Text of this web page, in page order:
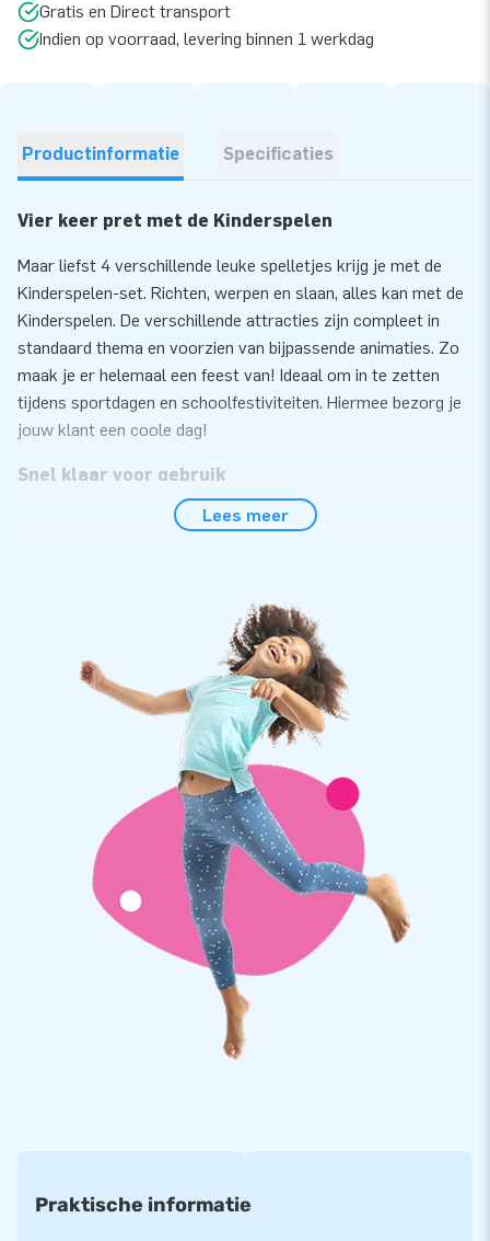
Gratis en Direct transport
Indien op voorraad, levering binnen 1 werkdag
Productinformatie Specificaties
Vier keer pret met de Kinderspelen
Maar liefst 4 verschillende leuke spelletjes krijg je met de
Kinderspelen-set. Richten, werpen en slaan, alles kan met de
Kinderspelen. De verschillende attracties zijn compleet in
standaard thema en voorzien van bijpassende animaties. Zo
maak je er helemaal een feest van! Ideaal om in te zetten
tijdens sportdagen en schoolfestiviteiten. Hiermee bezorg je
jouw klant een coole dag!
Snel klaar voor gebruik
Zet de Kinderspelen Standaard eenvoudig binnen 10 minuten
en een duidelijke handleiding. De inflatables zijn compact op
te rollen en dus gemakkelijk te vervoeren. Overal is aan
gedacht. Zo kan het feest meteen beginnen.
Verstevigd en meervoudig stiksel voor extra
JB kussens zijn op meerdere punten verstevigd en
meervoudig gestikt en zijn gemaakt van sterk, hoge kwaliteit
PVC. De producten zijn eenvoudig schoon te houden en
duurzaam. Op de Kinderspelen-set krijg je maar liefst 5 jaar
garantie. Hierdoor zal jij met dit product jarenlang voor
plezier zorgen.
Koop deze leuke Kinderspelen-set in standaard thema en
bezorg jouw klanten een dag om niet te vergeten!
Al meer dan 15.000 klanten sprongen een gat in de
Vertrouw dan op onze professionele service en levering. Dan
Lees meer
Praktische informatie